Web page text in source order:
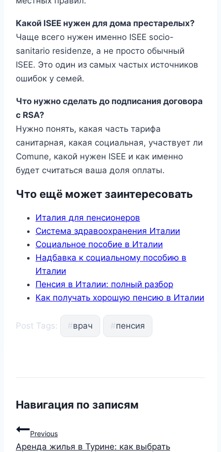
Какой ISEE нужен для дома престарелых?
Чаще всего нужен именно ISEE socio-
sanitario residenze, а не просто обычный
ISEE. Это один из самых частых источников
ошибок у семей.
Что нужно сделать до подписания договора
с RSA?
Нужно понять, какая часть тарифа
санитарная, какая социальная, участвует ли
Comune, какой нужен ISEE и как именно
будет считаться ваша доля оплаты.
Что ещё может заинтересовать
Италия для пенсионеров
Система здравоохранения Италии
Социальное пособие в Италии
Надбавка к социальному пособию в
Италии
Пенсия в Италии: полный разбор
Как получать хорошую пенсию в Италии
Post Tags: #врач #пенсия
Навигация по записям
Previous
Аренда жилья в Турине: как выбрать